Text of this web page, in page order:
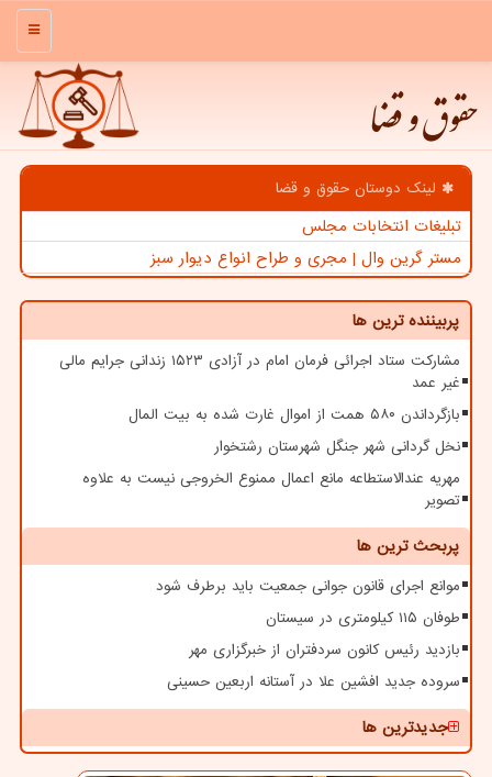
منو
حقوق و قضا
لینک دوستان حقوق و قضا
تبلیغات انتخابات مجلس
مستر گرین وال | مجری و طراح انواع دیوار سبز
پربیننده ترین ها
مشارکت ستاد اجرائی فرمان امام در آزادی ۱۵۲۳ زندانی جرایم مالی
غیر عمد
بازگرداندن ۵۸۰ همت از اموال غارت شده به بیت المال
نخل گردانی شهر جنگل شهرستان رشتخوار
مهریه عندالاستطاعه مانع اعمال ممنوع الخروجی نیست به علاوه
تصویر
پربحث ترین ها
موانع اجرای قانون جوانی جمعیت باید برطرف شود
طوفان ۱۱۵ کیلومتری در سیستان
بازدید رئیس کانون سردفتران از خبرگزاری مهر
سروده جدید افشین علا در آستانه اربعین حسینی
جدیدترین ها